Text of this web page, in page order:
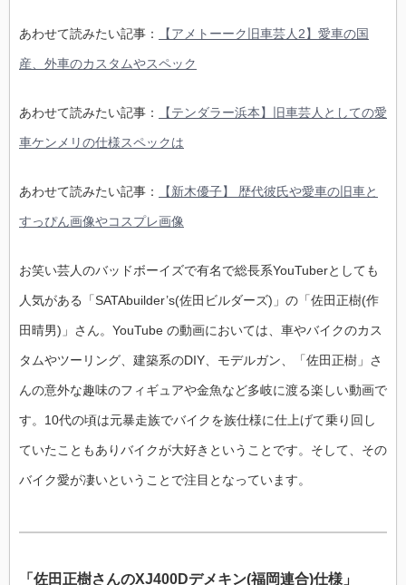
あわせて読みたい記事： 【アメトーーク旧車芸人2】愛車の国
産、外車のカスタムやスペック
あわせて読みたい記事： 【テンダラー浜本】旧車芸人としての愛
車ケンメリの仕様スペックは
あわせて読みたい記事： 【新木優子】 歴代彼氏や愛車の旧車と
すっぴん画像やコスプレ画像
お笑い芸人のバッドボーイズで有名で総長系YouTuberとしても
人気がある「SATAbuilder’s(佐田ビルダーズ)」の「佐田正樹(作
田晴男)」さん。YouTube の動画においては、車やバイクのカス
タムやツーリング、建築系のDIY、モデルガン、「佐田正樹」さ
んの意外な趣味のフィギュアや金魚など多岐に渡る楽しい動画で
す。10代の頃は元暴走族でバイクを族仕様に仕上げて乗り回し
ていたこともありバイクが大好きということです。そして、その
バイク愛が凄いということで注目となっています。
「佐田正樹さんのXJ400Dデメキン(福岡連合)仕様」